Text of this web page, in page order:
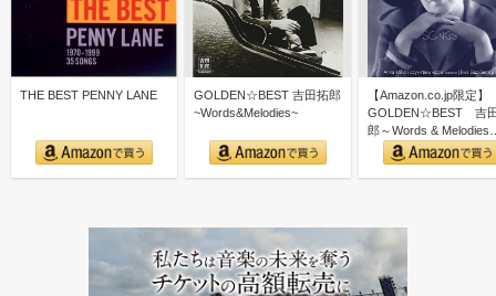
THE BEST PENNY LANE
GOLDEN☆BEST 吉田拓郎
~Words&Melodies~
【Amazon.co.jp限定】
GOLDEN☆BEST 吉
郎～Words &